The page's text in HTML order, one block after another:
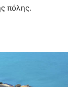
πόλης.